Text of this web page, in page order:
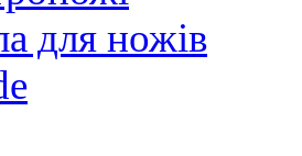
для ножів